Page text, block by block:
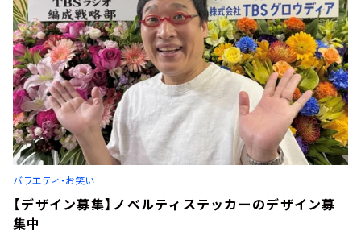
バラエティ・お笑い
【デザイン募集】ノベルティステッカーのデザイン募
集中